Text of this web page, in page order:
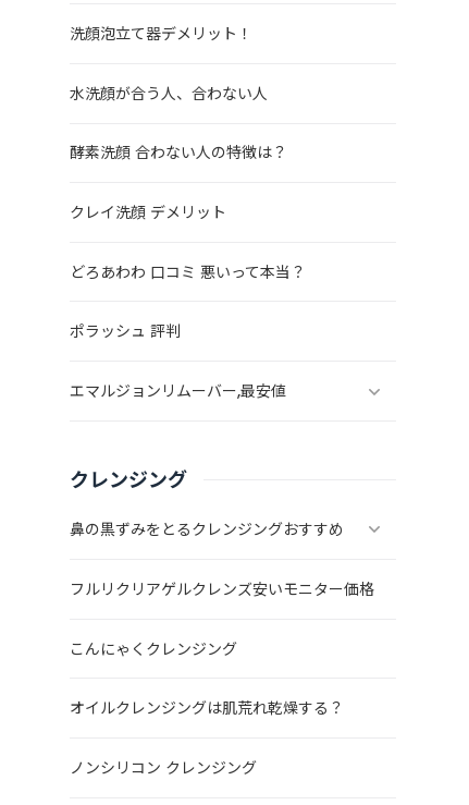
洗顔泡立て器デメリット！
水洗顔が合う人、合わない人
酵素洗顔 合わない人の特徴は？
クレイ洗顔 デメリット
どろあわわ 口コミ 悪いって本当？
ポラッシュ 評判
エマルジョンリムーバー,最安値
クレンジング
鼻の黒ずみをとるクレンジングおすすめ
フルリクリアゲルクレンズ安いモニター価格
こんにゃくクレンジング
オイルクレンジングは肌荒れ乾燥する？
ノンシリコン クレンジング